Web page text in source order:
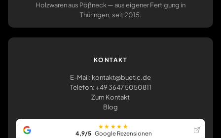
Holzwaren aus Pößneck — aus eigener Fertigung in
Thüringen, seit 2015.
KONTAKT
E-Mail: kontakt@buetic.de
Telefon: +49 3647 5050811
Zum Kontakt
Blog
★★★★★
4,9/5· Google Rezensionen